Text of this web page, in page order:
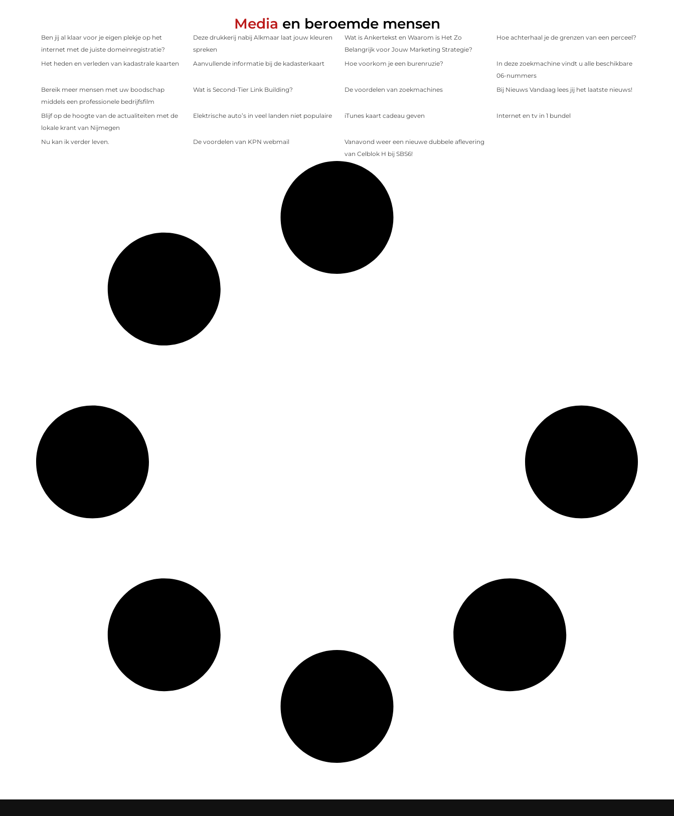
Media en beroemde mensen
Ben jij al klaar voor je eigen plekje op het
internet met de juiste domeinregistratie?
Deze drukkerij nabij Alkmaar laat jouw kleuren
spreken
Wat is Ankertekst en Waarom is Het Zo
Belangrijk voor Jouw Marketing Strategie?
Hoe achterhaal je de grenzen van een perceel?
Het heden en verleden van kadastrale kaarten Aanvullende informatie bij de kadasterkaart Hoe voorkom je een burenruzie?
In deze zoekmachine vindt u alle beschikbare
06-nummers
Bereik meer mensen met uw boodschap
middels een professionele bedrijfsfilm
Wat is Second-Tier Link Building? De voordelen van zoekmachines Bij Nieuws Vandaag lees jij het laatste nieuws!
Blijf op de hoogte van de actualiteiten met de
lokale krant van Nijmegen
Elektrische auto’s in veel landen niet populaire iTunes kaart cadeau geven Internet en tv in 1 bundel
Nu kan ik verder leven. De voordelen van KPN webmail
Vanavond weer een nieuwe dubbele aflevering
van Celblok H bij SBS6!